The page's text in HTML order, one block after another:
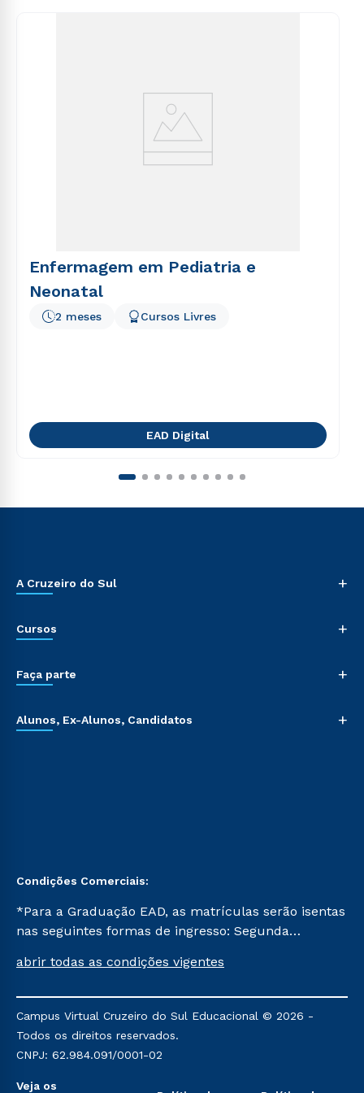
Enfermagem em Pediatria e
Neonatal
2 meses Cursos Livres
EAD Digital
A Cruzeiro do Sul +
Cursos +
Faça parte +
Alunos, Ex-Alunos, Candidatos +
Condições Comerciais:
*Para a Graduação EAD, as matrículas serão isentas
nas seguintes formas de ingresso: Segunda
Já para as demais, a taxa de matrícula será de R$
mencionadas são referentes aos cursos: Ensino
Religioso, Geografia para a Docência e Metodologia
do Ensino de História: Questões Atuais.
abrir todas as condições vigentes
Campus Virtual Cruzeiro do Sul Educacional © 2026 -
Todos os direitos reservados.
CNPJ: 62.984.091/0001-02
Veja os